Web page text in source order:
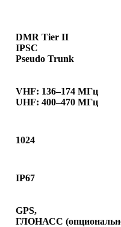
DMR Tier II
IPSC
Pseudo Trunk
VHF: 136–174 МГц
UHF: 400–470 МГц
1024
IP67
GPS,
ГЛОНАСС